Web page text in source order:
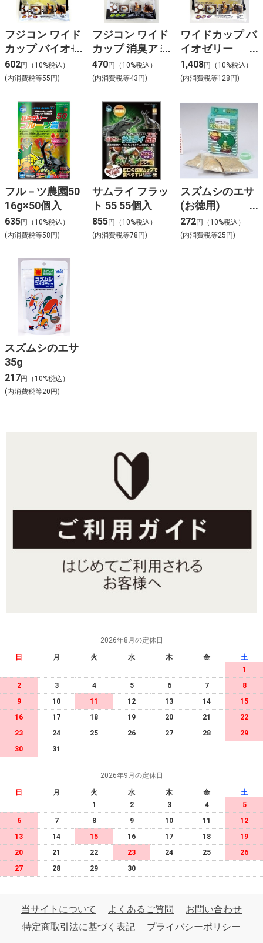
フジコン ワイド
カップ バイオゼ
リーＰｒｏ30
602円（10%税込）
(内消費税等55円)
フジコン ワイド
カップ 消臭アミ
ノゼリー30
470円（10%税込）
(内消費税等43円)
ワイドカップ バ
イオゼリー
PRO50
1,408円（10%税込）
(内消費税等128円)
フル－ツ農園50
16g×50個入
635円（10%税込）
(内消費税等58円)
サムライ フラッ
ト 55 55個入
855円（10%税込）
(内消費税等78円)
スズムシのエサ
(お徳用)
90g(30g×3袋・
エサ皿入)
272円（10%税込）
(内消費税等25円)
スズムシのエサ
35g
217円（10%税込）
(内消費税等20円)
2026年8月の定休日
日 月 火 水 木 金
土
1
2
3 4 5 6 7
8
9
10 11 12 13 14
15
16
17 18 19 20 21
22
23
24 25 26 27 28
29
30
31
2026年9月の定休日
日 月 火 水 木 金
土
1
2 3 4
5
6
7 8 9 10 11
12
13
14 15 16 17 18
19
20
21 22 23 24 25
26
27
28 29 30
当サイトについて よくあるご質問
お問い合わせ
特定商取引法に基づく表記
プライバシーポリシー